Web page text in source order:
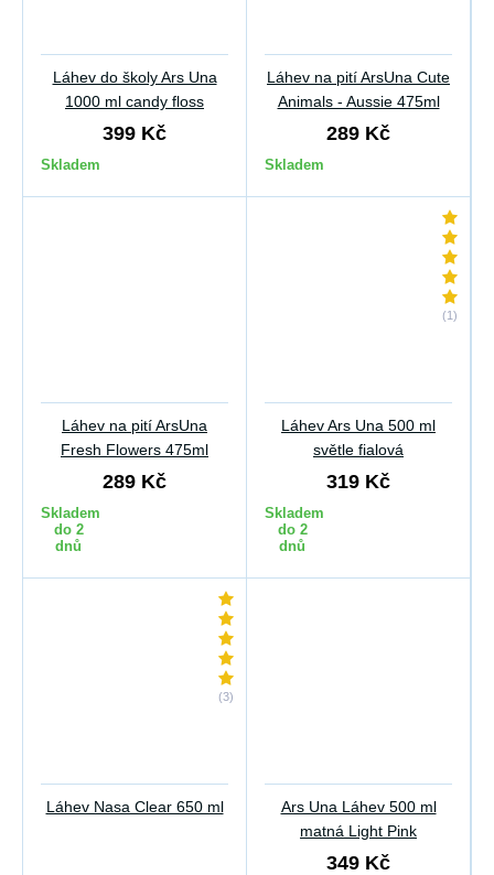
Láhev do školy Ars Una
1000 ml candy floss
399 Kč
Skladem
Láhev na pití ArsUna Cute
Animals - Aussie 475ml
289 Kč
Skladem
Láhev na pití ArsUna
Fresh Flowers 475ml
289 Kč
Skladem
do 2
dnů
(1)
Láhev Ars Una 500 ml
světle fialová
319 Kč
Skladem
do 2
dnů
(3)
Láhev Nasa Clear 650 ml
Ars Una Láhev 500 ml
matná Light Pink
349 Kč